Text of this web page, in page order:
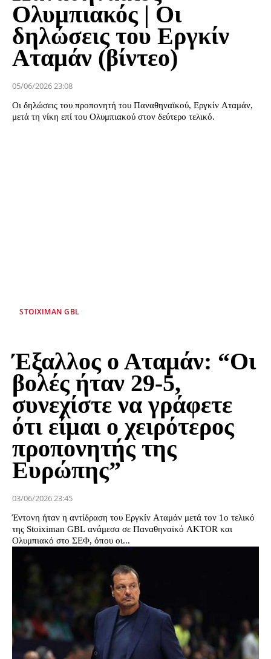
Ολυμπιακός | Οι
δηλώσεις του Εργκίν
Αταμάν (βίντεο)
05/06/2026 23:08
Οι δηλώσεις του προπονητή του Παναθηναϊκού, Εργκίν Αταμάν,
μετά τη νίκη επί του Ολυμπιακού στον δεύτερο τελικό.
STOIXIMAN GBL
Έξαλλος ο Αταμάν: “Οι
βολές ήταν 29-5,
συνεχίστε να γράφετε
ότι είμαι ο χειρότερος
προπονητής της
Ευρώπης”
03/06/2026 23:45
Έντονη ήταν η αντίδραση του Εργκίν Αταμάν μετά τον 1ο τελικό
της Stoiximan GBL ανάμεσα σε Παναθηναϊκό AKTOR και
Ολυμπιακό στο ΣΕΦ, όπου οι...